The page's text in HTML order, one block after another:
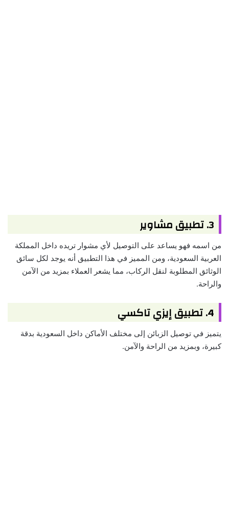
3. تطبيق مشاوير
من اسمه فهو يساعد على التوصيل لأي مشوار تريده داخل المملكة
العربية السعودية، ومن المميز في هذا التطبيق أنه يوجد لكل سائق
الوثائق المطلوبة لنقل الركاب، مما يشعر العملاء بمزيد من الآمن
والراحة.
4. تطبيق إيزي تاكسي
يتميز في توصيل الزبائن إلى مختلف الأماكن داخل السعودية بدقة
كبيرة، وبمزيد من الراحة والآمن.